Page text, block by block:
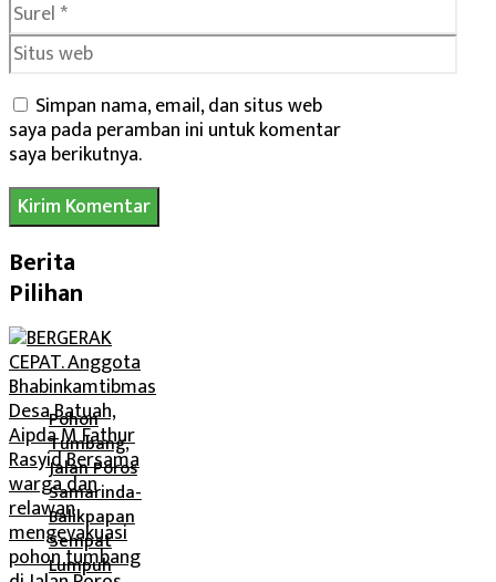
Situs
web
Simpan nama, email, dan situs web
saya pada peramban ini untuk komentar
saya berikutnya.
Berita
Pilihan
Pohon
Tumbang,
Jalan Poros
Samarinda-
Balikpapan
Sempat
Lumpuh